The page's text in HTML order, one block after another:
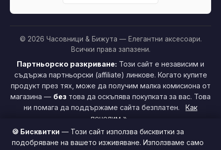
© 2026 Часовници & Бижута — Елегантни аксесоари.
Всички права запазени.
Партньорско разкриване: Този сайт е независим и
съдържа партньорски (affiliate) линкове. Когато купите
продукт през тях, може да получим малка комисиона от
магазина — без това да оскъпява покупката за вас. Това
ни помага да поддържаме сайта безплатен.
Как
печелим »
🍪 Бисквитки — Този сайт използва бисквитки за
подобряване на вашето изживяване. Използваме само